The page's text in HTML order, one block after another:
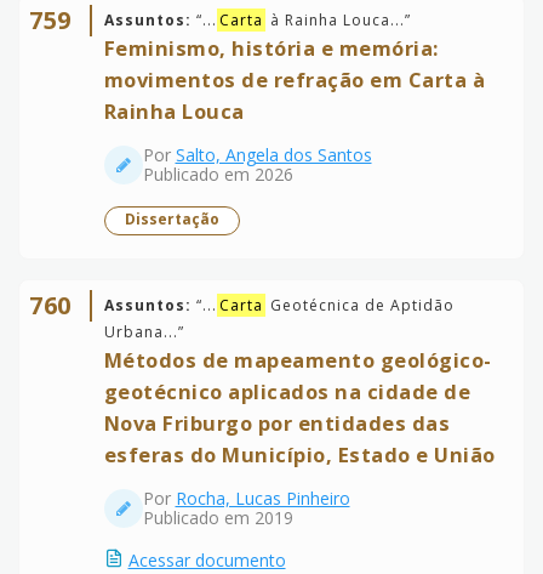
759 Assuntos: “... Carta à Rainha Louca...”
Feminismo, história e memória:
movimentos de refração em Carta à
Rainha Louca
Por Salto, Angela dos Santos
Publicado em 2026
Dissertação
760 Assuntos: “... Carta Geotécnica de Aptidão
Urbana...”
Métodos de mapeamento geológico-
geotécnico aplicados na cidade de
Nova Friburgo por entidades das
esferas do Município, Estado e União
Por Rocha, Lucas Pinheiro
Publicado em 2019
Acessar documento